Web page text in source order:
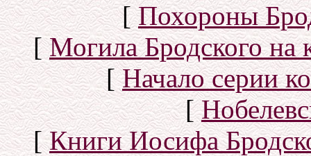
[Похороны
[Могила Бродского
[Начало серии
[
[Книги Иосифа